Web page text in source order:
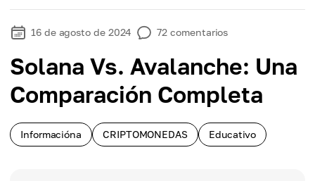
16 de agosto de 2024 72 comentarios
Solana Vs. Avalanche: Una
Comparación Completa
Informacióna CRIPTOMONEDAS Educativo